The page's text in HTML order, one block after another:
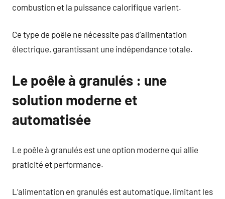
combustion et la puissance calorifique varient.
Ce type de poêle ne nécessite pas d’alimentation
électrique, garantissant une indépendance totale.
Le poêle à granulés : une
solution moderne et
automatisée
Le poêle à granulés est une option moderne qui allie
praticité et performance.
L’alimentation en granulés est automatique, limitant les